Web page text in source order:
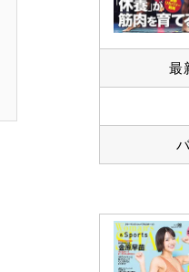
最